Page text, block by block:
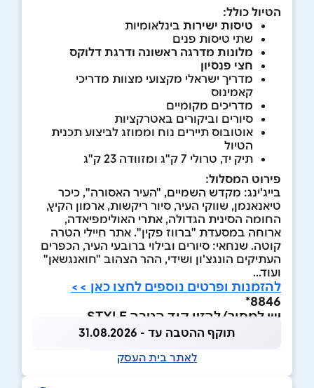
הטיול כולל:
טיסות ישירות בינלאומיות
שתי טיסות פנים
מלונות מדרגה ראשונה ודרגת דלוקס
חצי פנסיון
מדריך ישראלי מקצועי מצוות מדריכי
קאמינוס
מדריכים מקומיים
סיורים וביקורים באטרקציות
אוטובוס תיירים נוח וממוזג לביצוע תכנית
הטיול
תיק יד, טרולי 7 ק"ג ומזוודה 23 ק"ג
פירוט המסלול:
בייג'ינג: מקדש השמיים, "העיר האסורה", כיכר
טיאנאנמן, שווקי העיר, סיור ריקשות, ארמון הקיץ,
החומה הסינית הגדולה, אתרי האולימפיאדה,
ארוחה במסעדת "ברווז פקין". אתר חיילי הטרה
קוטה. שנחאי: סיורים ובילוי ברובעי העיר, הכפרים
העתיקים הונגצ'ון ושידי, ההר הצהוב "חואנגשאן"
ועוד...
להזמנות ופרטים נוספים לחצו כאן >>
8846*
יש למסור/להזין קוד הטבה STYLE
תוקף ההטבה עד - 31.08.2026
לאתר בית העסק